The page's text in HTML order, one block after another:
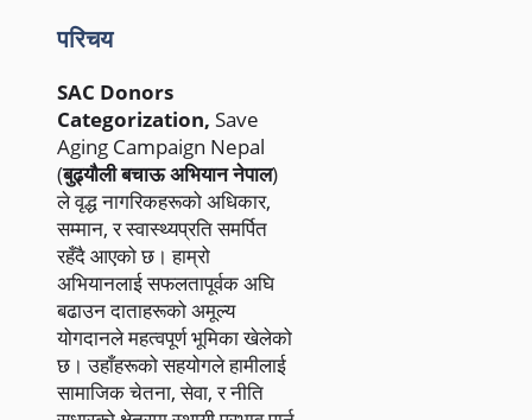
परिचय
SAC Donors
Categorization, Save
Aging Campaign Nepal
(बुढ्यौली बचाऊ अभियान नेपाल)
ले वृद्ध नागरिकहरूको अधिकार,
सम्मान, र स्वास्थ्यप्रति समर्पित
रहँदै आएको छ। हाम्रो
अभियानलाई सफलतापूर्वक अघि
बढाउन दाताहरूको अमूल्य
योगदानले महत्वपूर्ण भूमिका खेलेको
छ। उहाँहरूको सहयोगले हामीलाई
सामाजिक चेतना, सेवा, र नीति